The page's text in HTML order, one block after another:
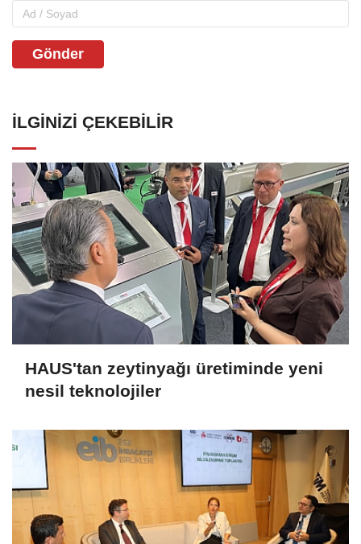
Gönder
İLGINIZI ÇEKEBILIR
HAUS'tan zeytinyağı üretiminde yeni
nesil teknolojiler